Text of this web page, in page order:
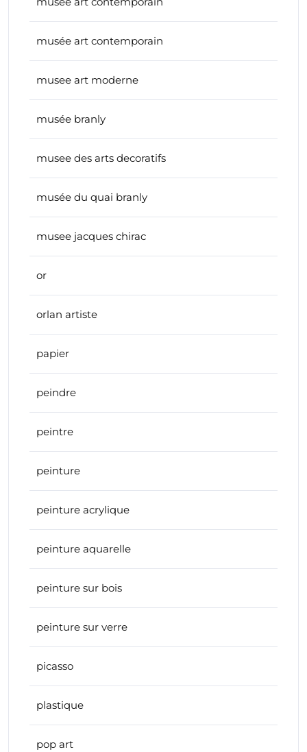
musée art contemporain
musee art moderne
musée branly
musee des arts decoratifs
musée du quai branly
musee jacques chirac
or
orlan artiste
papier
peindre
peintre
peinture
peinture acrylique
peinture aquarelle
peinture sur bois
peinture sur verre
picasso
plastique
pop art